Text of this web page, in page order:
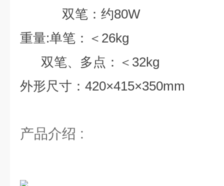
双笔：约80W
重量:单笔：＜26kg
双笔、多点：＜32kg
外形尺寸：420×415×350mm
产品介绍 :